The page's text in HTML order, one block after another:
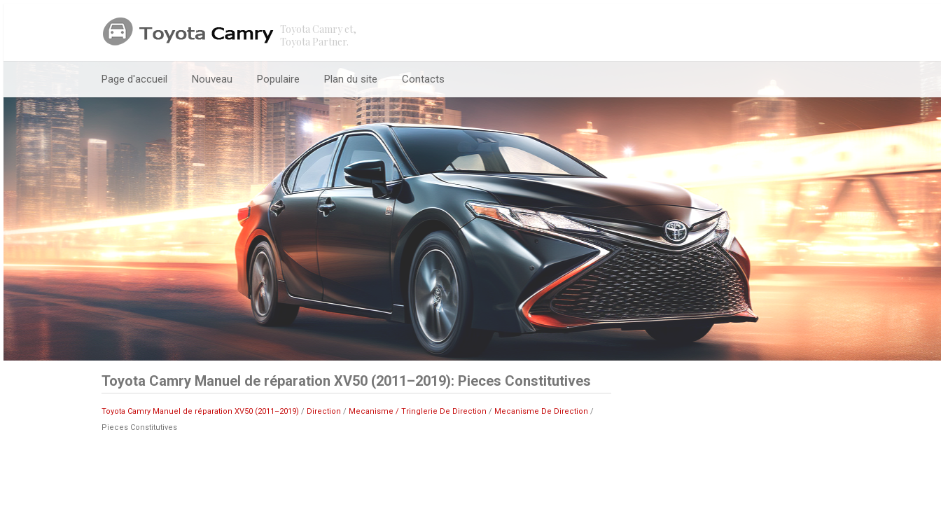
Toyota Camry et,
Toyota Partner.
Page d'accueil Nouveau Populaire Plan du site Contacts
Toyota Camry Manuel de réparation XV50 (2011–2019): Pieces Constitutives
Toyota Camry Manuel de réparation XV50 (2011–2019) / Direction / Mecanisme / Tringlerie De Direction / Mecanisme De Direction /
Pieces Constitutives